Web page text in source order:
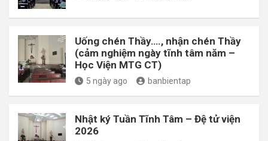
Uống chén Thầy…., nhận chén Thầy
(cảm nghiệm ngày tĩnh tâm năm –
Học Viện MTG CT)
5 ngày ago banbientap
Nhật ký Tuần Tĩnh Tâm – Đệ tử viện
2026